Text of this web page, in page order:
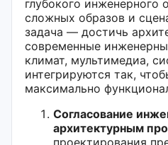
глубокого инженерного
сложных образов и
задача — достичь
современные
климат, мультимедиа,
интегрируются так,
максимально
Согласование
архитектурным
проектирования